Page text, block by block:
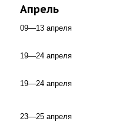
Апрель
09—13 апреля
19—24 апреля
19—24 апреля
23—25 апреля